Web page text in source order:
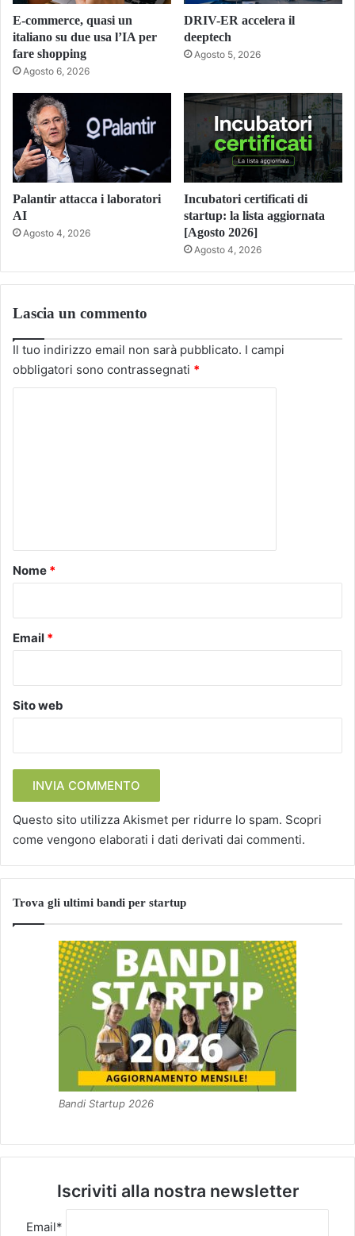
E-commerce, quasi un
italiano su due usa l’IA per
fare shopping
Agosto 6, 2026
DRIV-ER accelera il
deeptech
Agosto 5, 2026
Palantir attacca i laboratori
AI
Agosto 4, 2026
Incubatori certificati di
startup: la lista aggiornata
[Agosto 2026]
Agosto 4, 2026
Lascia un commento
Il tuo indirizzo email non sarà pubblicato. I campi
obbligatori sono contrassegnati *
o
Nome *
Email *
Sito web
Questo sito utilizza Akismet per ridurre lo spam. Scopri
come vengono elaborati i dati derivati dai commenti.
Trova gli ultimi bandi per startup
Bandi Startup 2026
Iscriviti alla nostra newsletter
Email*